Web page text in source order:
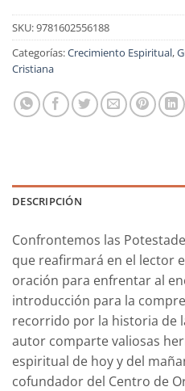
SKU:9781602556188
Categorías:Crecimiento Espiritual,
Cristiana
DESCRIPCIÓN
Confrontemos las
que reafirmará en el lector
oración para enfrentar al
introducción para la
recorrido por la historia de
autor comparte valiosas
espiritual de hoy y del
cofundador del Centro de